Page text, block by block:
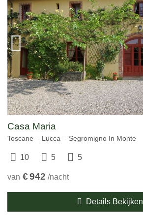
Casa Maria
Toscane Lucca Segromigno In Monte
10 5 5
van €942 /nacht
Details Bekijken